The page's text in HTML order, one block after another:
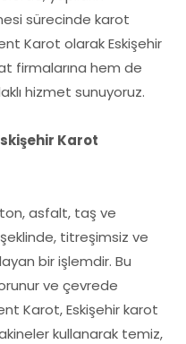
sürecinde karot
Karot olarak Eskişehir
firmalarına hem de
hizmet sunuyoruz.
Karot
asfalt, taş ve
titreşimsiz ve
bir işlemdir. Bu
ve çevrede
Karot, Eskişehir karot
kullanarak temiz,